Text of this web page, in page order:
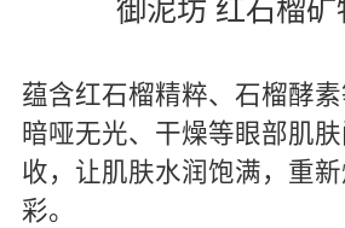
御泥坊 红石榴矿
蕴含红石榴精粹、石榴酵
暗哑无光、干燥等眼部肌
收，让肌肤水润饱满，重
彩。